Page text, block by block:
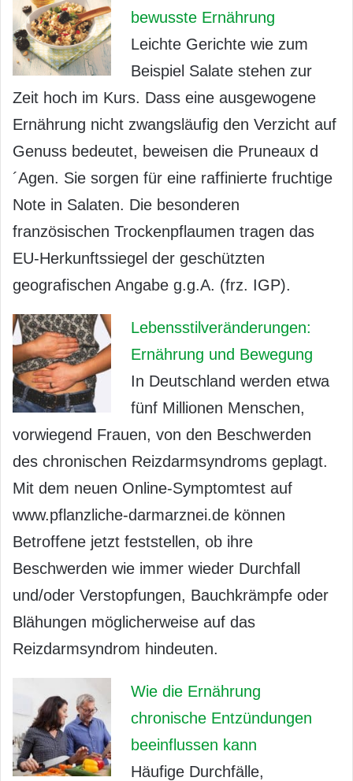
bewusste Ernährung
Leichte Gerichte wie zum
Beispiel Salate stehen zur
Zeit hoch im Kurs. Dass eine ausgewogene
Ernährung nicht zwangsläufig den Verzicht auf
Genuss bedeutet, beweisen die Pruneaux d
´Agen. Sie sorgen für eine raffinierte fruchtige
Note in Salaten. Die besonderen
französischen Trockenpflaumen tragen das
EU-Herkunftssiegel der geschützten
geografischen Angabe g.g.A. (frz. IGP).
Lebensstilveränderungen:
Ernährung und Bewegung
In Deutschland werden etwa
fünf Millionen Menschen,
vorwiegend Frauen, von den Beschwerden
des chronischen Reizdarmsyndroms geplagt.
Mit dem neuen Online-Symptomtest auf
www.pflanzliche-darmarznei.de können
Betroffene jetzt feststellen, ob ihre
Beschwerden wie immer wieder Durchfall
und/oder Verstopfungen, Bauchkrämpfe oder
Blähungen möglicherweise auf das
Reizdarmsyndrom hindeuten.
Wie die Ernährung
chronische Entzündungen
beeinflussen kann
Häufige Durchfälle,